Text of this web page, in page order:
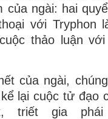
của ngài: hai
với Tryphon
thảo luận
của ngài,
lại cuộc tử đạo
triết gia